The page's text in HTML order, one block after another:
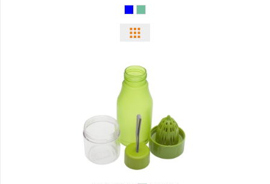
i
ilości
produktu
83140p-